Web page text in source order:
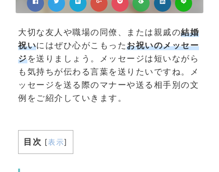
大切な友人や職場の同僚、または親戚の結婚
祝いにはぜひ心がこもったお祝いのメッセー
ジを送りましょう。メッセージは短いながら
も気持ちが伝わる言葉を送りたいですね。メ
ッセージを送る際のマナーや送る相手別の文
例をご紹介していきます。
目次 [表示]